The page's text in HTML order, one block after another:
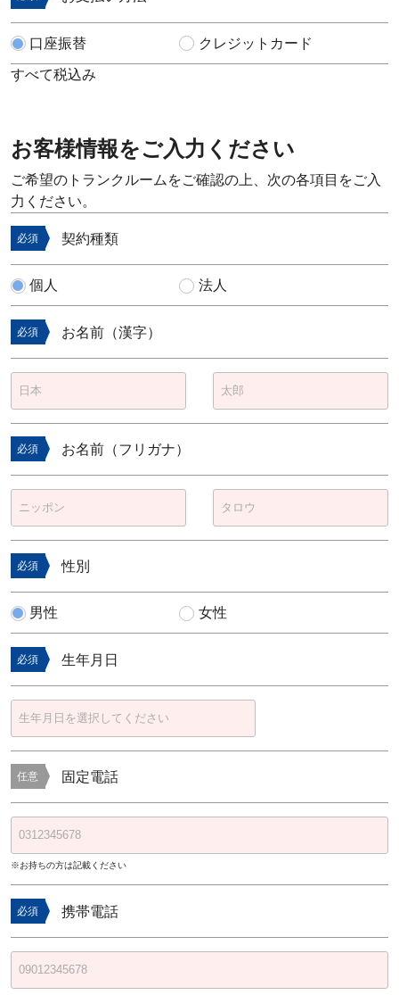
口座振替 クレジットカード
すべて税込み
お客様情報をご入力ください
ご希望のトランクルームをご確認の上、次の各項目をご入
力ください。
必須 契約種類
個人 法人
必須 お名前（漢字）
必須 お名前（フリガナ）
必須 性別
男性 女性
必須 生年月日
任意 固定電話
※お持ちの方は記載ください
必須 携帯電話